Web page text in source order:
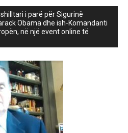
i parë për Sigurinë
Obama dhe ish-Komandanti
në një event online të